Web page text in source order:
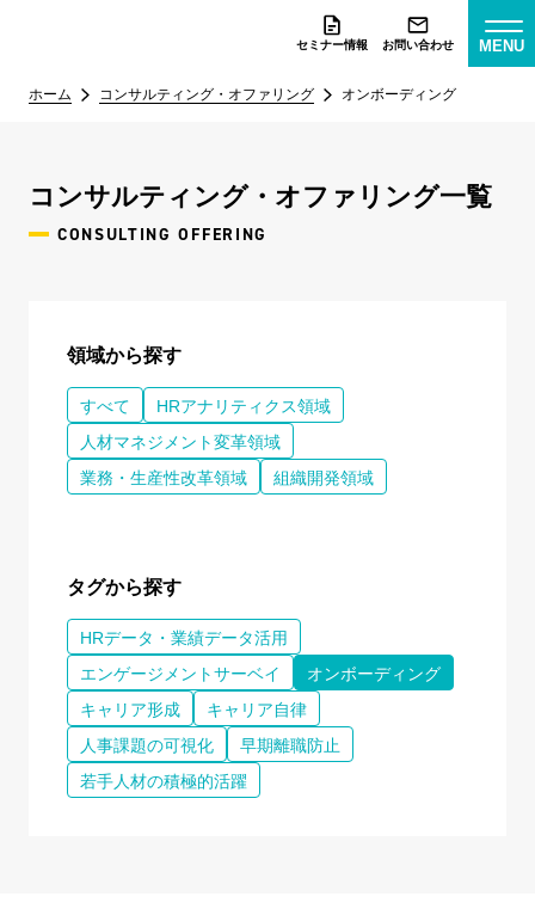
セミナー情報 お問い合わせ MENU
ホーム コンサルティング・オファリング オンボーディング
コンサルティング・オファリング一覧
CONSULTING OFFERING
領域から探す
すべて
HRアナリティクス領域
人材マネジメント変革領域
業務・生産性改革領域
組織開発領域
タグから探す
HRデータ・業績データ活用
エンゲージメントサーベイ
オンボーディング
キャリア形成
キャリア自律
人事課題の可視化
早期離職防止
若手人材の積極的活躍